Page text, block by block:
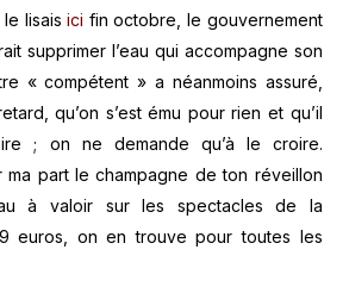
le lisaisici fin octobre, le gouvernement
supprimer l’eau qui accompagne son
« compétent » a néanmoins assuré,
qu’on s’est ému pour rien et qu’il
; on ne demande qu’à le croire.
ma part le champagne de ton réveillon
à valoir sur les spectacles de la
euros, on en trouve pour toutes les